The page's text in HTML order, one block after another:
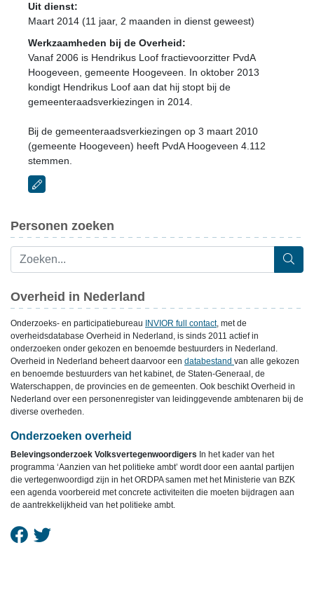
Uit dienst:
Maart 2014 (11 jaar, 2 maanden in dienst geweest)
Werkzaamheden bij de Overheid:
Vanaf 2006 is Hendrikus Loof fractievoorzitter PvdA
Hoogeveen, gemeente Hoogeveen. In oktober 2013
kondigt Hendrikus Loof aan dat hij stopt bij de
gemeenteraadsverkiezingen in 2014.
Bij de gemeenteraadsverkiezingen op 3 maart 2010
(gemeente Hoogeveen) heeft PvdA Hoogeveen 4.112
stemmen.
Personen zoeken
Overheid in Nederland
Onderzoeks- en participatiebureau INVIOR full contact, met de
overheidsdatabase Overheid in Nederland, is sinds 2011 actief in
onderzoeken onder gekozen en benoemde bestuurders in Nederland.
Overheid in Nederland beheert daarvoor een databestand van alle gekozen
en benoemde bestuurders van het kabinet, de Staten-Generaal, de
Waterschappen, de provincies en de gemeenten. Ook beschikt Overheid in
Nederland over een personenregister van leidinggevende ambtenaren bij de
diverse overheden.
Onderzoeken overheid
Belevingsonderzoek Volksvertegenwoordigers In het kader van het
programma ‘Aanzien van het politieke ambt’ wordt door een aantal partijen
die vertegenwoordigd zijn in het ORDPA samen met het Ministerie van BZK
een agenda voorbereid met concrete activiteiten die moeten bijdragen aan
de aantrekkelijkheid van het politieke ambt.